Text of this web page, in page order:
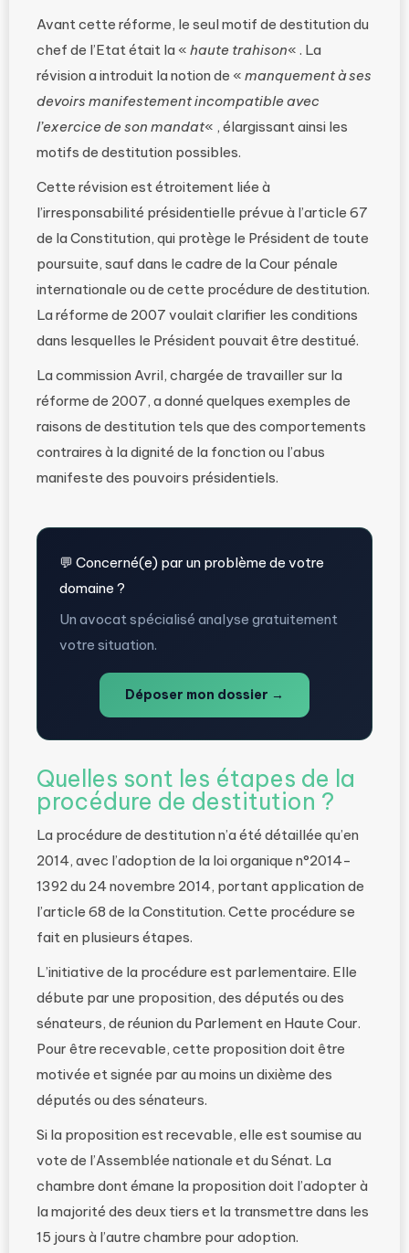
Avant cette réforme, le seul motif de destitution du
chef de l’Etat était la « haute trahison« . La
révision a introduit la notion de « manquement à ses
devoirs manifestement incompatible avec
l’exercice de son mandat« , élargissant ainsi les
motifs de destitution possibles.
Cette révision est étroitement liée à
l’irresponsabilité présidentielle prévue à l’article 67
de la Constitution, qui protège le Président de toute
poursuite, sauf dans le cadre de la Cour pénale
internationale ou de cette procédure de destitution.
La réforme de 2007 voulait clarifier les conditions
dans lesquelles le Président pouvait être destitué.
La commission Avril, chargée de travailler sur la
réforme de 2007, a donné quelques exemples de
raisons de destitution tels que des comportements
contraires à la dignité de la fonction ou l’abus
manifeste des pouvoirs présidentiels.
💬 Concerné(e) par un problème de votre
domaine ?
Un avocat spécialisé analyse gratuitement
votre situation.
Déposer mon dossier →
Quelles sont les étapes de la
procédure de destitution ?
La procédure de destitution n’a été détaillée qu’en
2014, avec l’adoption de la loi organique n°2014-
1392 du 24 novembre 2014, portant application de
l’article 68 de la Constitution. Cette procédure se
fait en plusieurs étapes.
L’initiative de la procédure est parlementaire. Elle
débute par une proposition, des députés ou des
sénateurs, de réunion du Parlement en Haute Cour.
Pour être recevable, cette proposition doit être
motivée et signée par au moins un dixième des
députés ou des sénateurs.
Si la proposition est recevable, elle est soumise au
vote de l’Assemblée nationale et du Sénat. La
chambre dont émane la proposition doit l’adopter à
la majorité des deux tiers et la transmettre dans les
15 jours à l’autre chambre pour adoption.